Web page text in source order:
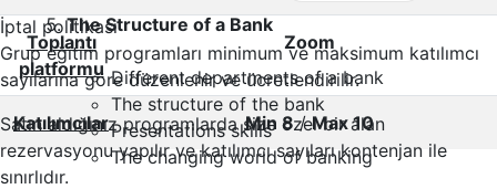
The Structure of a Bank
Different departments of a bank
The structure of the bank
Presentations skills
The changing world of banking
Toplantı
platformu
Zoom
Katılımcılar Min 8/Max 10
İptal politikası
Grup eğitim programları minimum ve maksimum katılımcı
sayılarına göre düzenlenir ve ücretlendirilir.
Satın aldığınız programlarda size özel bir alan
rezervasyonu yapılır ve katılımcı sayıları kontenjan ile
sınırlıdır.